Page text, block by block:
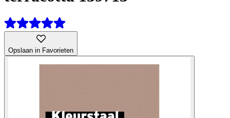
Opslaan in Favorieten